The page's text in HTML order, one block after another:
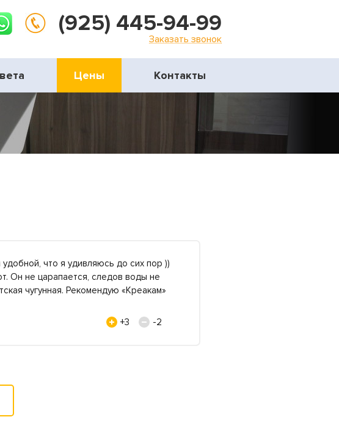
(925) 445-94-99
Заказать звонок
Цены Контакты
что я удивляюсь до сих пор ))
Он не царапается, следов воды не
чугунная. Рекомендую «Креакам»
+3
-2